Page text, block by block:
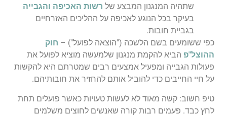
שתהיה המנגנון המבצע שלרשות האכיפה והגבייה
בעיקר בכל הנוגע לאכיפה על ההליכים האזרחיים
בגביית חובות.
כפי ששומעים בשם הלשכה ("הוצאה לפועל") – חוק
ההוצל"פהביא להקמת מנגנון שלמעשה מוציא לפועל את
פעולות הגבייה ומפעיל אמצעים רבים שמטרתם היא להקשות
על חיי החייבים כדי להוביל אותם להחזיר את חובותיהם.
טיפ חשוב: קשה מאוד לא לעשות טעויות כאשר פועלים תחת
לחץ כבד. פעמים רבות קורה שאנשים לחוצים משלמים